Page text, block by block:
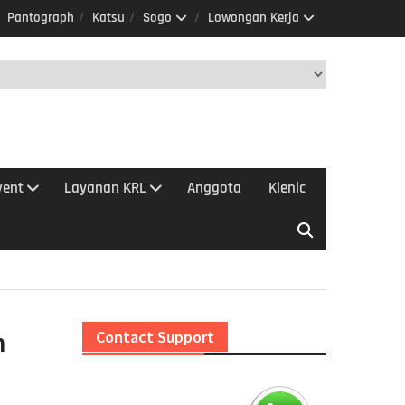
Pantograph Katsu Sogo Lowongan Kerja
Layanan KRL Anggota Klenic
Contact Support